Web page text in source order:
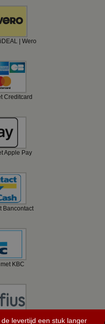
| Wero
Creditcard
Apple Pay
Bancontact
KBC
Belfius
levertijd een stuk langer